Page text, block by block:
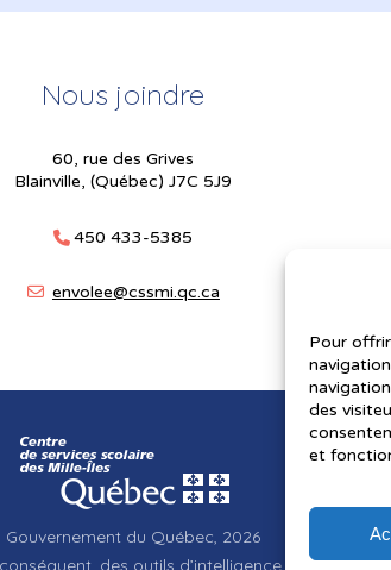
Pour
des
et
Nous joindre
60, rue des Grives
Blainville, (Québec) J7C 5J9
450 433-5385
envolee@cssmi.qc.ca
du Québec, 2026
des outils d’intelligence artificielle